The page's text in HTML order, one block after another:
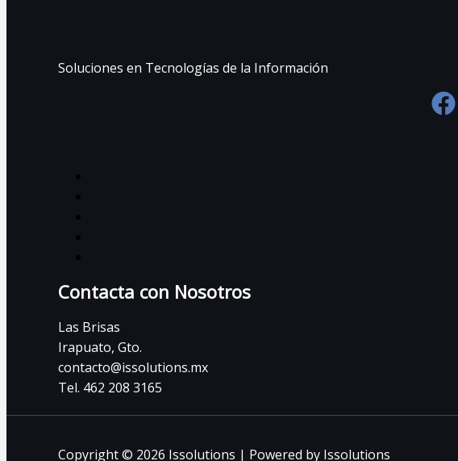
Soluciones en Tecnologías de la Información
Contacta con Nosotros
Las Brisas
Irapuato, Gto.
contacto@issolutions.mx
Tel. 462 208 3165
Copyright © 2026 Issolutions | Powered by Issolutions